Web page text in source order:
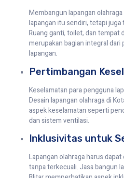
Membangun lapangan
lapangan itu sendiri, tetapi
Ruang ganti, toilet, dan tempat
merupakan bagian integral dari
lapangan.
Pertimbangan
Keselamatan para pengguna
Desain lapangan olahraga di
aspek keselamatan seperti
dan sistem ventilasi.
Inklusivitas untuk
Lapangan olahraga harus
tanpa terkecuali. Jasa bangun